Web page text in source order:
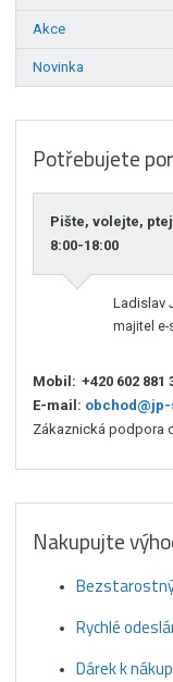
Akce
Novinka
Potřebujete
Pište, volejte,
8:00-18:00
Ladislav
majitel e-
Mobil: +420 602 881
E-mail:
Zákaznická podpora
Nakupujte
Rychlé
Dárek k